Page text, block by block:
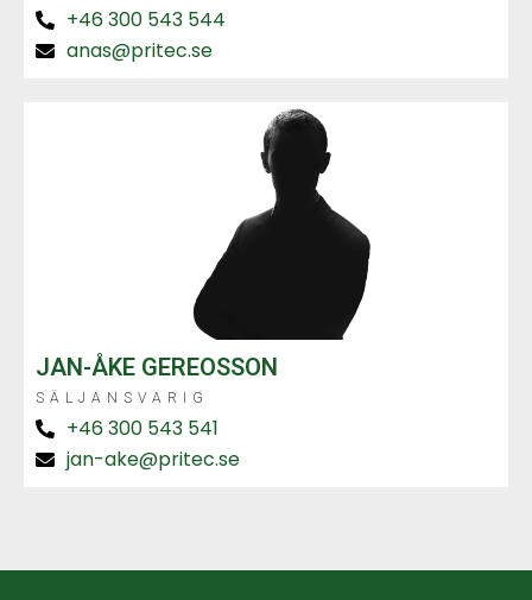
+46 300 543 544
anas@pritec.se
JAN-ÅKE GEREOSSON
SÄLJANSVARIG
+46 300 543 541
jan-ake@pritec.se